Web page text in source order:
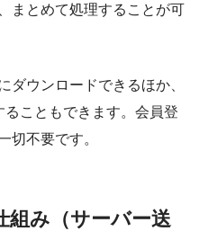
まとめて処理することが可
ダウンロードできるほか、
こともできます。会員登
切不要です。
組み（サーバー送